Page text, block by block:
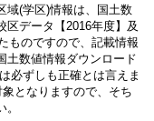
域(学区)情報は、国土数
区データ【2016年度】及
ものですので、記載情報
土数値情報ダウンロード
必ずしも正確とは言えま
となりますので、そち